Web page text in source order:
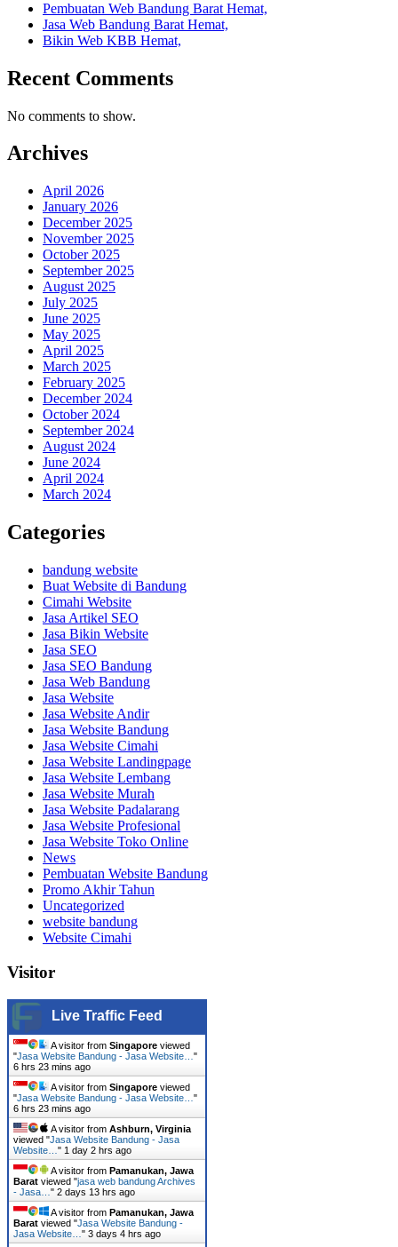
Pembuatan Web Bandung Barat Hemat,
Jasa Web Bandung Barat Hemat,
Bikin Web KBB Hemat,
Recent Comments
No comments to show.
Archives
April 2026
January 2026
December 2025
November 2025
October 2025
September 2025
August 2025
July 2025
June 2025
May 2025
April 2025
March 2025
February 2025
December 2024
October 2024
September 2024
August 2024
June 2024
April 2024
March 2024
Categories
bandung website
Buat Website di Bandung
Cimahi Website
Jasa Artikel SEO
Jasa Bikin Website
Jasa SEO
Jasa SEO Bandung
Jasa Web Bandung
Jasa Website
Jasa Website Andir
Jasa Website Bandung
Jasa Website Cimahi
Jasa Website Landingpage
Jasa Website Lembang
Jasa Website Murah
Jasa Website Padalarang
Jasa Website Profesional
Jasa Website Toko Online
News
Pembuatan Website Bandung
Promo Akhir Tahun
Uncategorized
website bandung
Website Cimahi
Visitor
Live Traffic Feed
A visitor from Singapore viewed
"Jasa Website Bandung - Jasa Website… "
6 hrs 23 mins ago
A visitor from Singapore viewed
"Jasa Website Bandung - Jasa Website… "
6 hrs 23 mins ago
A visitor from Ashburn, Virginia
viewed "Jasa Website Bandung - Jasa
Website… " 1 day 2 hrs ago
A visitor from Pamanukan, Jawa
Barat viewed "jasa web bandung Archives
- Jasa… " 2 days 13 hrs ago
A visitor from Pamanukan, Jawa
Barat viewed "Jasa Website Bandung -
Jasa Website… " 3 days 4 hrs ago